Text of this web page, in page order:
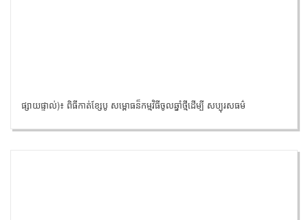
ផ្សាយផ្ទាល់)៖ ពិធីកាត់ខ្សែបូ សម្ពោធន៏កម្មវិធីចូលឆ្នាំថ្មីដើម្បី សប្បុរសធម៌